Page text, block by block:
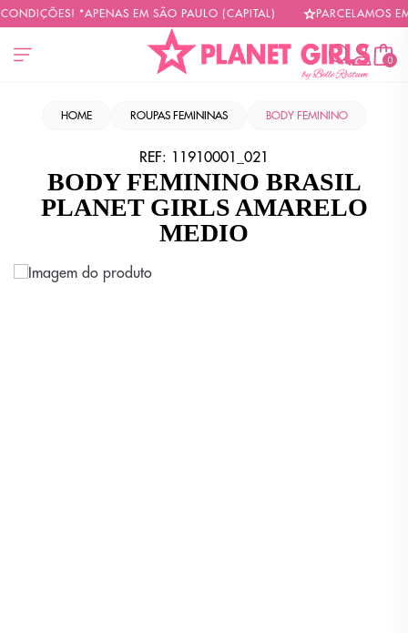
*APENAS EM SÃO PAULO (CAPITAL) PARCELAMOS EM
0
HOME ROUPAS FEMININAS BODY FEMININO
REF: 11910001_021
BODY FEMININO BRASIL
PLANET GIRLS AMARELO
MEDIO